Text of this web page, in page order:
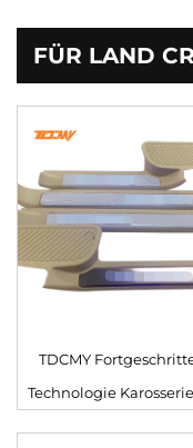
FÜR LAND
TDCMY
Technologie